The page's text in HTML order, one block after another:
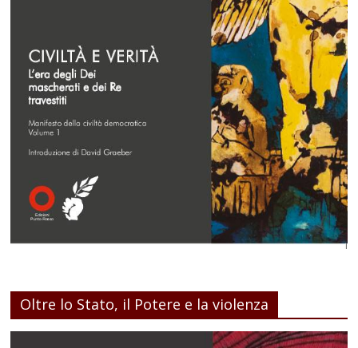
Oltre lo Stato, il Potere e la violenza